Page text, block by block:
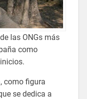
las ONGs más
como
como figura
se dedica a